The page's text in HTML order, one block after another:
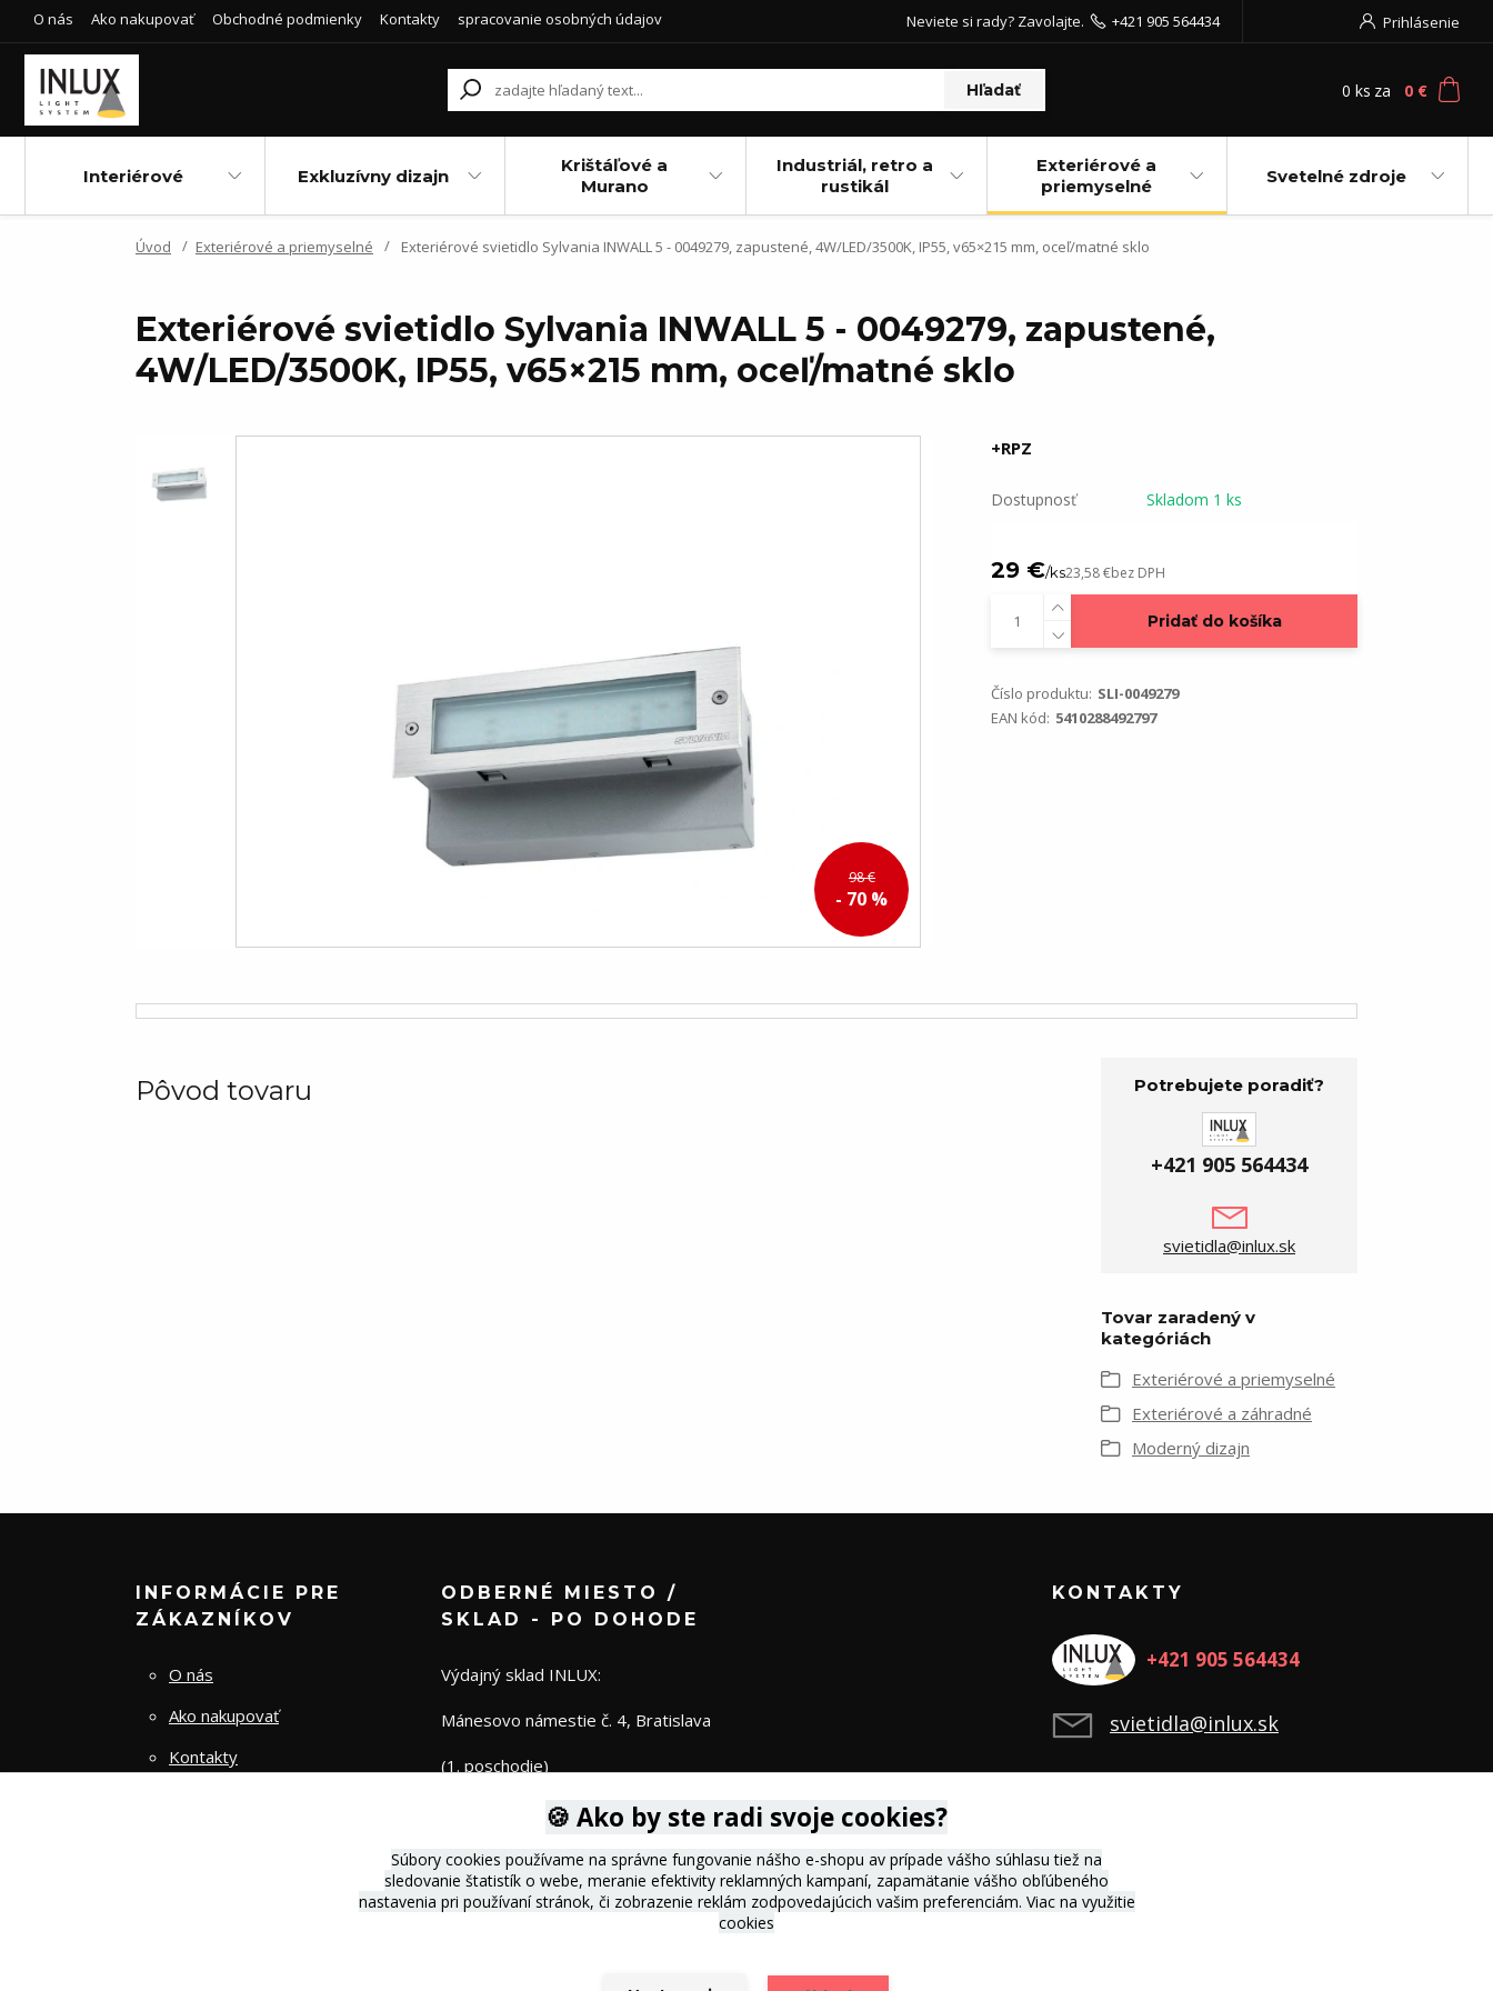
O nás Ako nakupovať Obchodné podmienky Kontakty spracovanie osobných údajov Prihlásenie
Hľadať
Neviete si rady? Zavolajte. +421 905 564434
0 ks za 0 €
Interiérové Exkluzívny dizajn
Krištáľové a
Murano
Industriál, retro a
rustikál
Exteriérové a
priemyselné
Svetelné zdroje
Úvod Exteriérové a priemyselné Exteriérové svietidlo Sylvania INWALL 5 - 0049279, zapustené, 4W/LED/3500K, IP55, v65×215 mm, oceľ/matné sklo
Exteriérové svietidlo Sylvania INWALL 5 - 0049279, zapustené,
4W/LED/3500K, IP55, v65×215 mm, oceľ/matné sklo
98 €
- 70 %
+RPZ
Dostupnosť Skladom 1 ks
29 €/ks23,58 €bez DPH
Pridať do košíka
Číslo produktu: SLI-0049279
EAN kód: 5410288492797
Pôvod tovaru Potrebujete poradiť?
+421 905 564434
svietidla@inlux.sk
Tovar zaradený v
kategóriách
Exteriérové a priemyselné
Exteriérové a záhradné
Moderný dizajn
INFORMÁCIE PRE
ZÁKAZNÍKOV
O nás
Ako nakupovať
Kontakty
ODBERNÉ MIESTO /
SKLAD - PO DOHODE
Výdajný sklad INLUX:
Mánesovo námestie č. 4, Bratislava
(1. poschodie)
KONTAKTY
+421 905 564434
svietidla@inlux.sk
🍪 Ako by ste radi svoje cookies?
Súbory cookies používame na správne fungovanie nášho e-shopu av prípade vášho súhlasu tiež na
sledovanie štatistík o webe, meranie efektivity reklamných kampaní, zapamätanie vášho obľúbeného
nastavenia pri používaní stránok, či zobrazenie reklám zodpovedajúcich vašim preferenciám. Viac na využitie
cookies